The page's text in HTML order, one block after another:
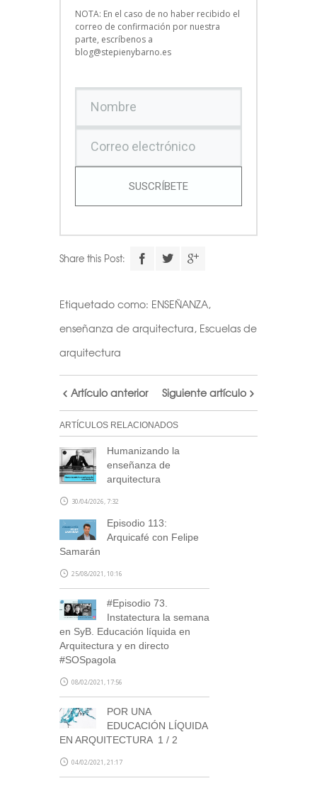
NOTA: En el caso de no haber recibido el
correo de confirmación por nuestra
parte, escríbenos a
blog@stepienybarno.es
SUSCRÍBETE
Share this Post:
Etiquetado como: ENSEÑANZA,
enseñanza de arquitectura, Escuelas de
arquitectura
Artículo anterior Siguiente artículo
ARTÍCULOS RELACIONADOS
Humanizando la
enseñanza de
arquitectura
30/04/2026, 7:32
Episodio 113:
Arquicafé con Felipe
Samarán
25/08/2021, 10:16
#Episodio 73.
Instatectura la semana
en SyB. Educación líquida en
Arquitectura y en directo
#SOSpagola
08/02/2021, 17:56
POR UNA
EDUCACIÓN LÍQUIDA
EN ARQUITECTURA 1 / 2
04/02/2021, 21:17